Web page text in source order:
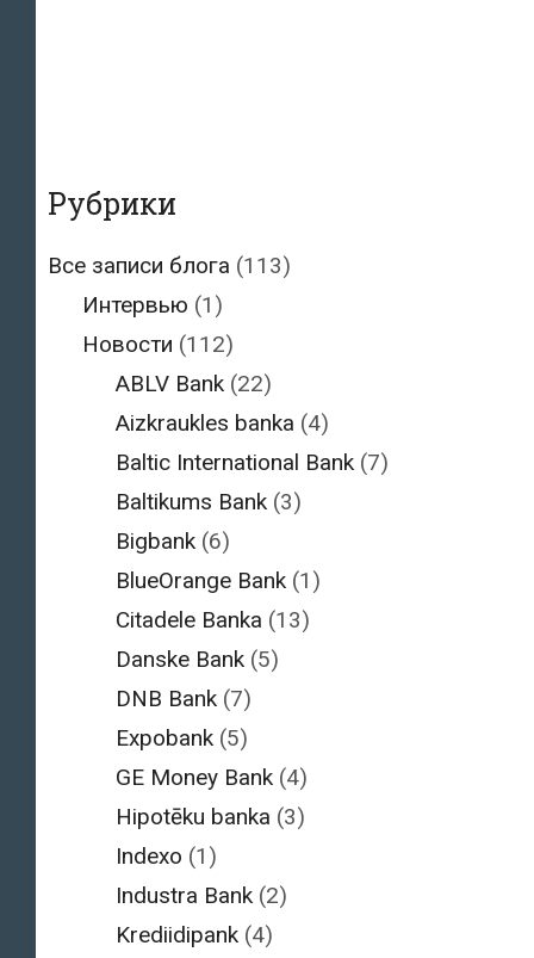
Рубрики
Все записи блога (113)
Интервью (1)
Новости (112)
ABLV Bank (22)
Aizkraukles banka (4)
Baltic International Bank (7)
Baltikums Bank (3)
Bigbank (6)
BlueOrange Bank (1)
Citadele Banka (13)
Danske Bank (5)
DNB Bank (7)
Expobank (5)
GE Money Bank (4)
Hipotēku banka (3)
Indexo (1)
Industra Bank (2)
Krediidipank (4)